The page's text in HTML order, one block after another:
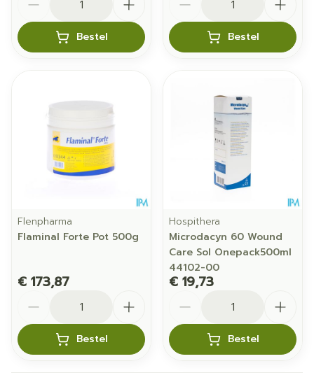
Bestel Bestel
Flenpharma
Flaminal Forte Pot 500g
€ 173,87
Bestel
Hospithera
Microdacyn 60 Wound
Care Sol Onepack500ml
44102-00
€ 19,73
Bestel